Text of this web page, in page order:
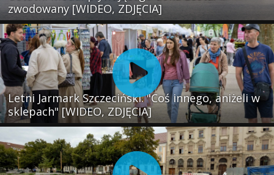
zwodowany [WIDEO, ZDJĘCIA]
Letni Jarmark Szczeciński. "Coś innego, aniżeli w
sklepach" [WIDEO, ZDJĘCIA]